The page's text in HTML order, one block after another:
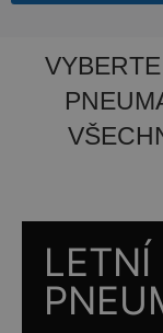
LETNÍ